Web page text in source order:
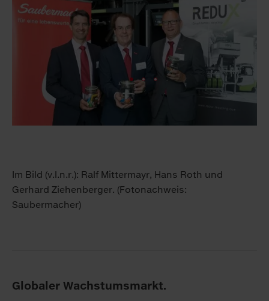
Im Bild (v.l.n.r.): Ralf Mittermayr, Hans Roth und
Gerhard Ziehenberger. (Fotonachweis:
Saubermacher)
Globaler Wachstumsmarkt.